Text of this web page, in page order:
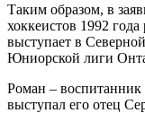
Таким образом, в
хоккеистов 1992
выступает в
Юниорской лиги
Роман – воспитанник
выступал его отец